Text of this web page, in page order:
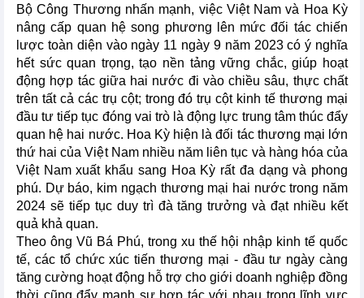
Bộ Công Thương nhấn mạnh, việc Việt Nam và Hoa Kỳ
nâng cấp quan hệ song phương lên mức đối tác chiến
lược toàn diện vào ngày 11 ngày 9 năm 2023 có ý nghĩa
hết sức quan trọng, tạo nền tảng vững chắc, giúp hoạt
động hợp tác giữa hai nước đi vào chiều sâu, thực chất
trên tất cả các trụ cột; trong đó trụ cột kinh tế thương mại
đầu tư tiếp tục đóng vai trò là động lực trung tâm thúc đẩy
quan hệ hai nước. Hoa Kỳ hiện là đối tác thương mại lớn
thứ hai của Việt Nam nhiều năm liên tục và hàng hóa của
Việt Nam xuất khẩu sang Hoa Kỳ rất đa dạng và phong
phú. Dự báo, kim ngạch thương mại hai nước trong năm
2024 sẽ tiếp tục duy trì đà tăng trưởng và đạt nhiều kết
quả khả quan.
Theo ông Vũ Bá Phú, trong xu thế hội nhập kinh tế quốc
tế, các tổ chức xúc tiến thương mại - đầu tư ngày càng
tăng cường hoạt động hỗ trợ cho giới doanh nghiệp đồng
thời cũng đẩy mạnh sự hợp tác với nhau trong lĩnh vực